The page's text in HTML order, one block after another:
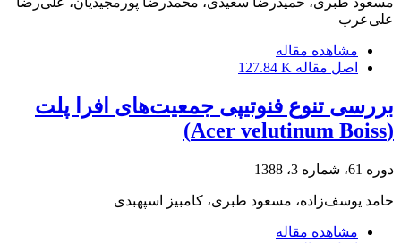
علی‌عرب
مشاهده مقاله
اصل مقاله 127.84 K
بررسی تنوع فنوتیپی جمعیت‌های افرا پلت
(Acer velutinum Boiss)
دوره 61، شماره 3، 1388
حامد یوسف‌زاده، مسعود طبری، کامبیز اسپهبدی
مشاهده مقاله